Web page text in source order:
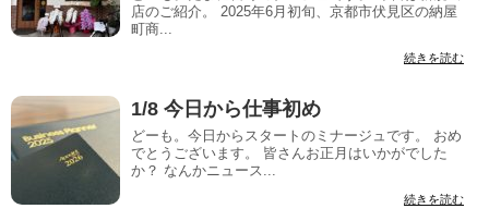
店のご紹介。 2025年6月初旬、京都市伏見区の納屋
町商...
続きを読む
1/8 今日から仕事初め
どーも。今日からスタートのミナージュです。 おめ
でとうございます。 皆さんお正月はいかがでした
か？ なんかニュース...
続きを読む